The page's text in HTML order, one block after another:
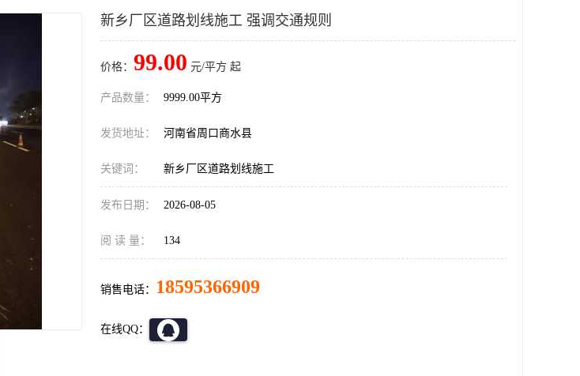
新乡厂区道路划线施工 强调交通规则
价格： 99.00 元/平方 起
产品数量： 9999.00平方
发货地址： 河南省周口商水县
关键词： 新乡厂区道路划线施工
发布日期： 2026-08-05
阅 读 量： 134
销售电话： 18595366909
在线QQ：